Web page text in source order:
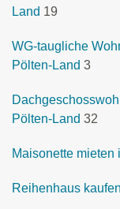
Land 19
WG-taugliche
Pölten-Land 3
Pölten-Land 32
Maisonette mieten
Reihenhaus